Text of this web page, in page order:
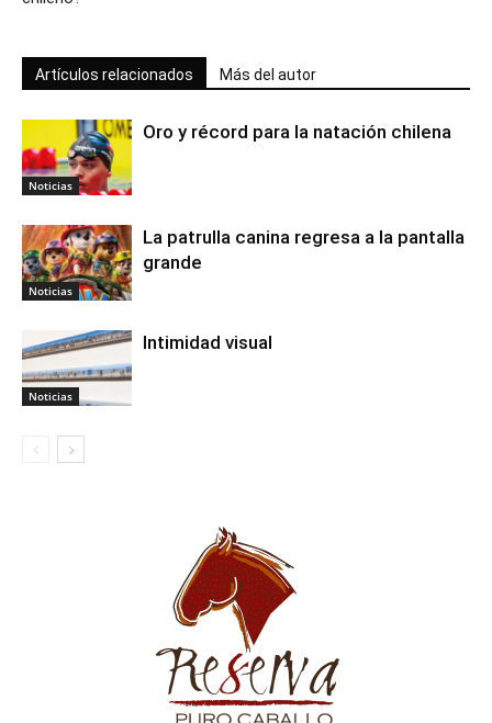
Artículos relacionados Más del autor
Noticias
Oro y récord para la natación chilena
Noticias
La patrulla canina regresa a la pantalla
grande
Noticias
Intimidad visual